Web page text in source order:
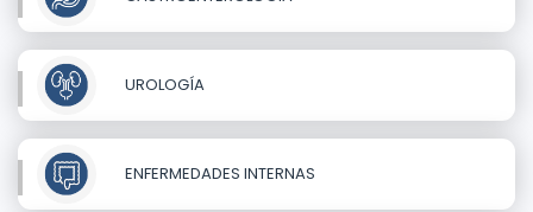
UROLOGÍA
ENFERMEDADES INTERNAS